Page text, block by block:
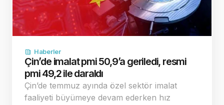
Haberler
Çin’de imalat pmi 50,9’a geriledi, resmi
pmi 49,2 ile daraldı
Çin’de temmuz ayında özel sektör imalat
faaliyeti büyümeye devam ederken hız